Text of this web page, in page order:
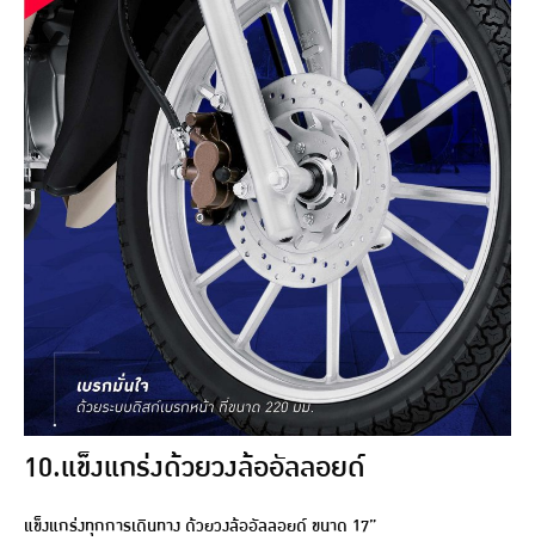
10.แข็งแกร่งด้วยวงล้ออัลลอยด์
แข็งแกร่งทุกการเดินทาง ด้วยวงล้ออัลลอยด์ ขนาด 17”